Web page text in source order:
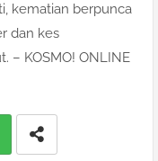
kematian berpunca
dan kes
– KOSMO! ONLINE